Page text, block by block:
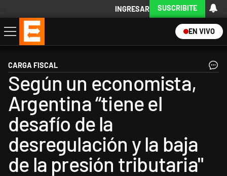
INGRESAR SUSCRIBITE
EN VIVO
Economía
Política
Internacional
Actualidad
Descargá la App
CARGA FISCAL
Según un economista,
Argentina “tiene el
desafío de la
desregulación y la baja
de la presión tributaria"